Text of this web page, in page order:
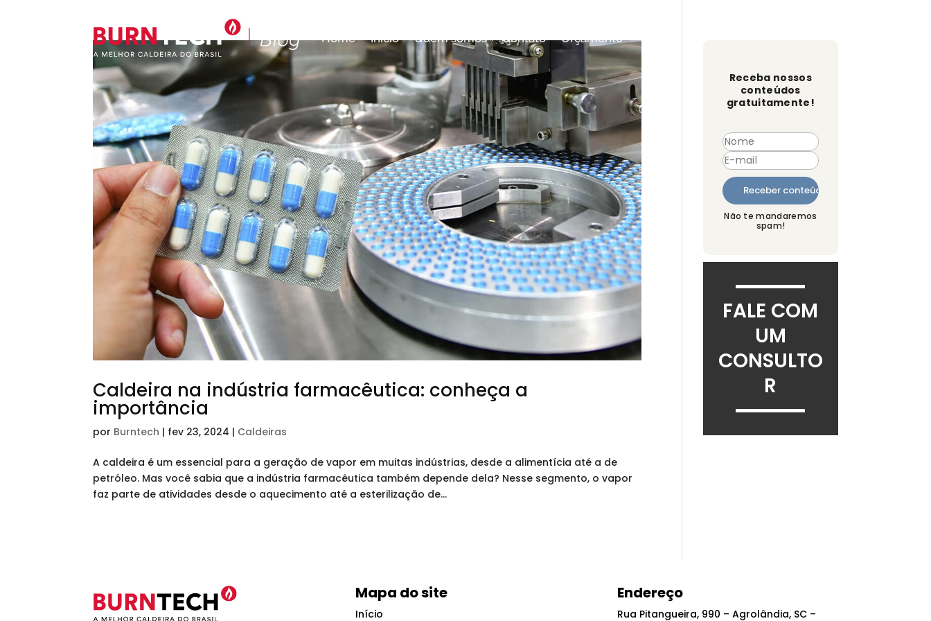
Home Início Quem somos Contato Orçamento
Caldeira na indústria farmacêutica: conheça a
importância
por Burntech | fev 23, 2024 | Caldeiras
A caldeira é um essencial para a geração de vapor em muitas indústrias, desde a alimentícia até a de
petróleo. Mas você sabia que a indústria farmacêutica também depende dela? Nesse segmento, o vapor
faz parte de atividades desde o aquecimento até a esterilização de...
Receba nossos
conteúdos
gratuitamente!
Não te mandaremos
spam!
FALE COM
UM
CONSULTO
R
Mapa do site
Início
Endereço
Rua Pitangueira, 990 – Agrolândia, SC –